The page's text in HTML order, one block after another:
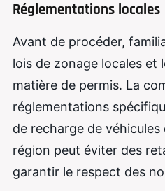
Réglementations locales
Avant de procéder,
lois de zonage locales et
matière de permis. La
réglementations
de recharge de
région peut éviter des
garantir le respect des